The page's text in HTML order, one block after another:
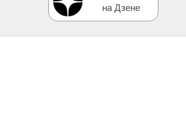
на Дзене